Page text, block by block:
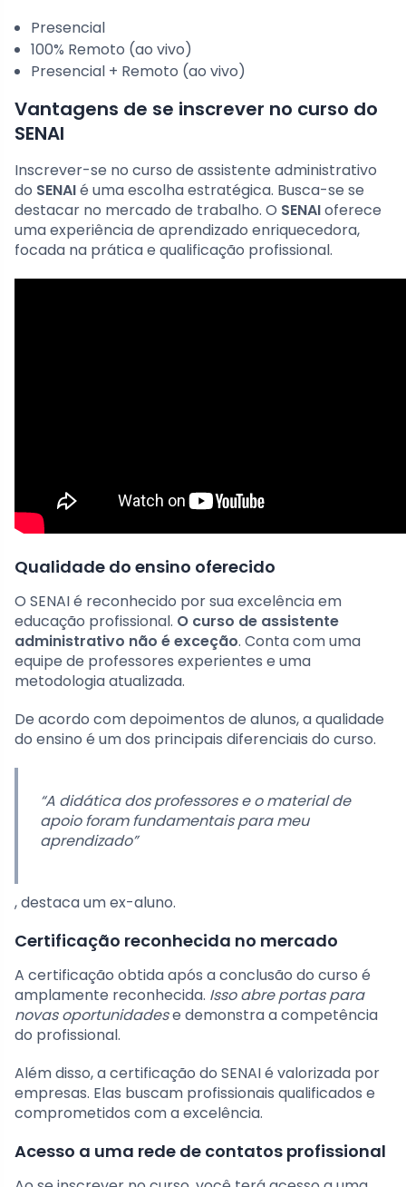
Presencial
100% Remoto (ao vivo)
Presencial + Remoto (ao vivo)
Vantagens de se inscrever no curso do
SENAI
Inscrever-se no curso de assistente administrativo
do SENAIé uma escolha estratégica. Busca-se se
destacar no mercado de trabalho. O SENAIoferece
uma experiência de aprendizado enriquecedora,
focada na prática e qualificação profissional.
Qualidade do ensino oferecido
O SENAI é reconhecido por sua excelência em
educação profissional. O curso de assistente
administrativo não é exceção. Conta com uma
equipe de professores experientes e uma
metodologia atualizada.
De acordo com depoimentos de alunos, a qualidade
do ensino é um dos principais diferenciais do curso.
“A didática dos professores e o material de
apoio foram fundamentais para meu
aprendizado”
, destaca um ex-aluno.
Certificação reconhecida no mercado
A certificação obtida após a conclusão do curso é
amplamente reconhecida. Isso abre portas para
novas oportunidadese demonstra a competência
do profissional.
Além disso, a certificação do SENAI é valorizada por
empresas. Elas buscam profissionais qualificados e
comprometidos com a excelência.
Acesso a uma rede de contatos profissional